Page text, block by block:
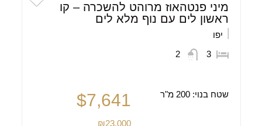
מיני פנטהאוז מרוהט להשכרה – קו
ראשון לים עם נוף מלא לים
יפו
3
2
שטח בנוי:200 מ"ר $7,641
₪23,000